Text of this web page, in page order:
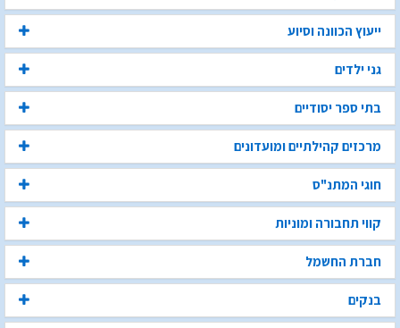
ייעוץ הכוונה וסיוע
גני ילדים
בתי ספר יסודיים
מרכזים קהילתיים ומועדונים
חוגי המתנ"ס
קווי תחבורה ומוניות
חברת החשמל
בנקים